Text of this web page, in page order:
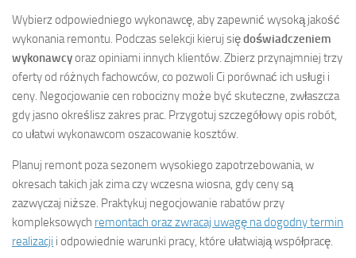
Wybierz odpowiedniego wykonawcę, aby zapewnić wysoką jakość
wykonania remontu. Podczas selekcji kieruj siędoświadczeniem
wykonawcyoraz opiniami innych klientów. Zbierz przynajmniej trzy
oferty od różnych fachowców, co pozwoli Ci porównać ich usługi i
ceny. Negocjowanie cen robocizny może być skuteczne, zwłaszcza
gdy jasno określisz zakres prac. Przygotuj szczegółowy opis robót,
co ułatwi wykonawcom oszacowanie kosztów.
Planuj remont poza sezonem wysokiego zapotrzebowania, w
okresach takich jak zima czy wczesna wiosna, gdy ceny są
zazwyczaj niższe. Praktykuj negocjowanie rabatów przy
kompleksowych remontach oraz zwracaj uwagę na dogodny termin
realizacji i odpowiednie warunki pracy, które ułatwiają współpracę.